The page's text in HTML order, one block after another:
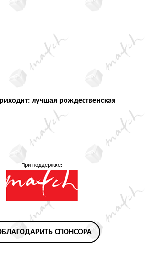
лучшая рождественская
При поддержке:
СПОНСОРА